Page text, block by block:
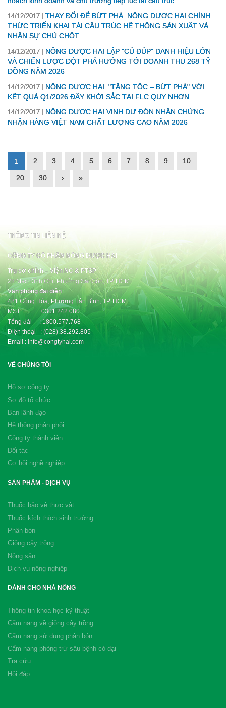
14/12/2017
THAY ĐỔI ĐỂ BỨT PHÁ: NÔNG DƯỢC HAI CHÍNH
THỨC TRIỂN KHAI TÁI CẤU TRÚC HỆ THỐNG SẢN XUẤT VÀ
NHÂN SỰ CHỦ CHỐT
14/12/2017
NÔNG DƯỢC HAI LẬP "CÚ ĐÚP" DANH HIỆU LỚN
VÀ CHIẾN LƯỢC ĐỘT PHÁ HƯỚNG TỚI DOANH THU 268 TỶ
ĐỒNG NĂM 2026
14/12/2017
NÔNG DƯỢC HAI: "TĂNG TỐC – BỨT PHÁ" VỚI
KẾT QUẢ Q1/2026 ĐẦY KHỞI SẮC TẠI FLC QUY NHƠN
14/12/2017
NÔNG DƯỢC HAI VINH DỰ ĐÓN NHẬN CHỨNG
NHẬN HÀNG VIỆT NAM CHẤT LƯỢNG CAO NĂM 2026
1 2 3 4 5 6 7 8 9 10
20 30 › »
THÔNG TIN LIÊN HỆ
CÔNG TY CỔ PHẦN NÔNG DƯỢC HAI
Trụ sở chính – Viện NC & PTSP
28 Mạc Đĩnh Chi, Phường Sài Gòn, TP. HCM
Văn phòng đại diện
481 Cộng Hòa, Phường Tân Bình, TP. HCM
MST : 0301.242.080
Tổng đài : 1800.577.768
Điện thoại : (028).38.292.805
Email : info@congtyhai.com
VỀ CHÚNG TÔI
Hồ sơ công ty
Sơ đồ tổ chức
Ban lãnh đạo
Hệ thống phân phối
Công ty thành viên
Đối tác
Cơ hội nghề nghiệp
SẢN PHẨM - DỊCH VỤ
Thuốc bảo vệ thực vật
Thuốc kích thích sinh trưởng
Phân bón
Giống cây trồng
Nông sản
Dịch vụ nông nghiệp
DÀNH CHO NHÀ NÔNG
Thông tin khoa học kỹ thuật
Cẩm nang về giống cây trồng
Cẩm nang sử dụng phân bón
Cẩm nang phòng trừ sâu bệnh cỏ dại
Tra cứu
Hỏi đáp